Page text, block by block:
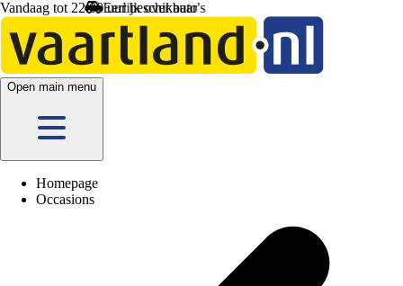
Vandaag tot 22:00 uur beschikbaar
Open main menu
Homepage
Occasions